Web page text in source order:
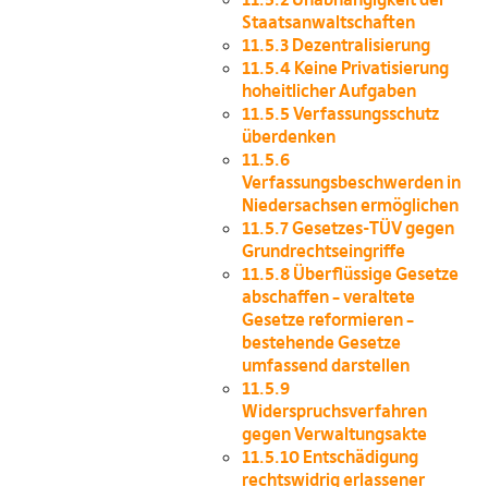
Staatsanwaltschaften
11.5.3 Dezentralisierung
11.5.4 Keine Privatisierung
hoheitlicher Aufgaben
11.5.5 Verfassungsschutz
überdenken
11.5.6
Verfassungsbeschwerden in
Niedersachsen ermöglichen
11.5.7Gesetzes-TÜV gegen
Grundrechtseingriffe
11.5.8 Überflüssige Gesetze
abschaffen – veraltete
Gesetze reformieren –
bestehende Gesetze
umfassend darstellen
11.5.9
Widerspruchsverfahren
gegen Verwaltungsakte
11.5.10 Entschädigung
rechtswidrig erlassener